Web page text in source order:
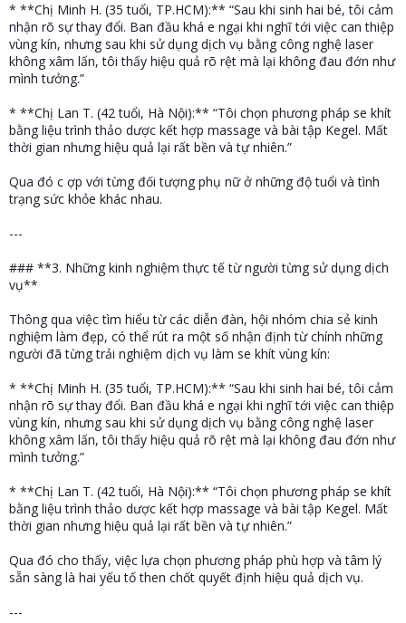
* **Chị Minh H. (35 tuổi, TP.HCM):** “Sau khi sinh hai bé, tôi cảm
nhận rõ sự thay đổi. Ban đầu khá e ngại khi nghĩ tới việc can thiệp
vùng kín, nhưng sau khi sử dụng dịch vụ bằng công nghệ laser
không xâm lấn, tôi thấy hiệu quả rõ rệt mà lại không đau đớn như
mình tưởng.”
* **Chị Lan T. (42 tuổi, Hà Nội):** “Tôi chọn phương pháp se khít
bằng liệu trình thảo dược kết hợp massage và bài tập Kegel. Mất
thời gian nhưng hiệu quả lại rất bền và tự nhiên.”
Qua đó c ợp với từng đối tượng phụ nữ ở những độ tuổi và tình
trạng sức khỏe khác nhau.
---
### **3. Những kinh nghiệm thực tế từ người từng sử dụng dịch
vụ**
Thông qua việc tìm hiểu từ các diễn đàn, hội nhóm chia sẻ kinh
nghiệm làm đẹp, có thể rút ra một số nhận định từ chính những
người đã từng trải nghiệm dịch vụ làm se khít vùng kín:
* **Chị Minh H. (35 tuổi, TP.HCM):** “Sau khi sinh hai bé, tôi cảm
nhận rõ sự thay đổi. Ban đầu khá e ngại khi nghĩ tới việc can thiệp
vùng kín, nhưng sau khi sử dụng dịch vụ bằng công nghệ laser
không xâm lấn, tôi thấy hiệu quả rõ rệt mà lại không đau đớn như
mình tưởng.”
* **Chị Lan T. (42 tuổi, Hà Nội):** “Tôi chọn phương pháp se khít
bằng liệu trình thảo dược kết hợp massage và bài tập Kegel. Mất
thời gian nhưng hiệu quả lại rất bền và tự nhiên.”
Qua đó cho thấy, việc lựa chọn phương pháp phù hợp và tâm lý
sẵn sàng là hai yếu tố then chốt quyết định hiệu quả dịch vụ.
---